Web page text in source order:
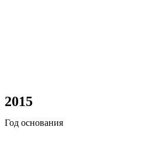
2015
Год основания